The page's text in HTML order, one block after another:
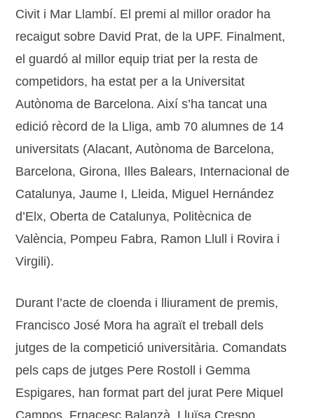
Civit i Mar Llambí. El premi al millor orador ha
recaigut sobre David Prat, de la UPF. Finalment,
el guardó al millor equip triat per la resta de
competidors, ha estat per a la Universitat
Autònoma de Barcelona. Així s’ha tancat una
edició rècord de la Lliga, amb 70 alumnes de 14
universitats (Alacant, Autònoma de Barcelona,
Barcelona, Girona, Illes Balears, Internacional de
Catalunya, Jaume I, Lleida, Miguel Hernández
d’Elx, Oberta de Catalunya, Politècnica de
València, Pompeu Fabra, Ramon Llull i Rovira i
Virgili).
Durant l’acte de cloenda i lliurament de premis,
Francisco José Mora ha agraït el treball dels
jutges de la competició universitària. Comandats
pels caps de jutges Pere Rostoll i Gemma
Espigares, han format part del jurat Pere Miquel